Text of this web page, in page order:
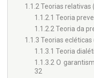
1.1.2 Teorias relativas
1.1.2.1 Teoria
1.1.2.2 Teoria da
1.1.3 Teorias
1.1.3.1 Teoria
1.1.3.2 O
32